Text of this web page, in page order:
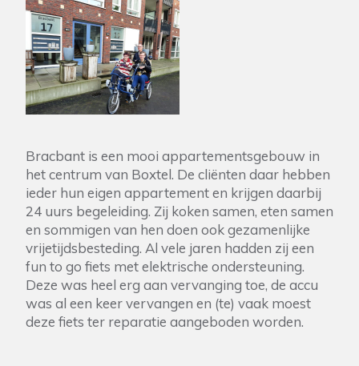
Bracbant is een mooi appartementsgebouw in
het centrum van Boxtel. De cliënten daar hebben
ieder hun eigen appartement en krijgen daarbij
24 uurs begeleiding. Zij koken samen, eten samen
en sommigen van hen doen ook gezamenlijke
vrijetijdsbesteding. Al vele jaren hadden zij een
fun to go fiets met elektrische ondersteuning.
Deze was heel erg aan vervanging toe, de accu
was al een keer vervangen en (te) vaak moest
deze fiets ter reparatie aangeboden worden.